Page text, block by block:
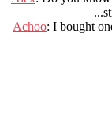
Achoo: I bought